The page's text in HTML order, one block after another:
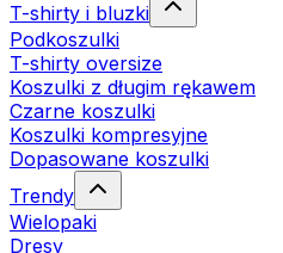
T-shirty i bluzki
Podkoszulki
T-shirty oversize
Koszulki z długim rękawem
Czarne koszulki
Koszulki kompresyjne
Dopasowane koszulki
Trendy
Wielopaki
Dresy